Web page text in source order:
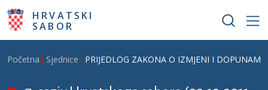
Skoči na glavni sadržaj
HRVATSKI
SABOR
Breadcrumb
Početna Sjednice PRIJEDLOG ZAKONA O IZMJENI I